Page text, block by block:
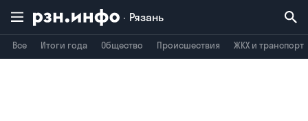
Рязань
Все Итоги года Общество Происшествия ЖКХ и транспорт
Воронеж Брянск